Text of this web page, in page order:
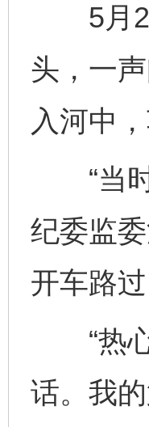
5月27
头，一
入河中
“当时
纪委监
开车路过
“热心
话。我